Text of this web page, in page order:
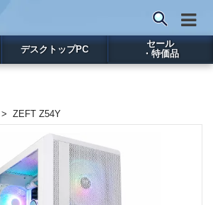
デスクトップPC
セール
・特価品
ZEFT Z54Y